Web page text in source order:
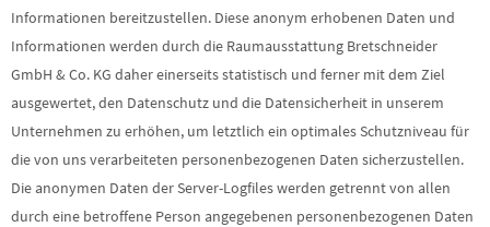
Informationen bereitzustellen. Diese anonym erhobenen Daten und
Informationen werden durch die Raumausstattung Bretschneider
GmbH & Co. KG daher einerseits statistisch und ferner mit dem Ziel
ausgewertet, den Datenschutz und die Datensicherheit in unserem
Unternehmen zu erhöhen, um letztlich ein optimales Schutzniveau für
die von uns verarbeiteten personenbezogenen Daten sicherzustellen.
Die anonymen Daten der Server-Logfiles werden getrennt von allen
durch eine betroffene Person angegebenen personenbezogenen Daten